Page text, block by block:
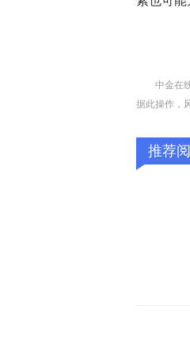
中金在
据此操作，
推荐